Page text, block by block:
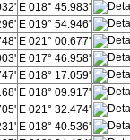
E 018° 45.983'
E 019° 54.946'
E 021° 00.677'
E 017° 46.958'
E 018° 17.059'
E 018° 09.917'
E 021° 32.474'
E 018° 40.536'